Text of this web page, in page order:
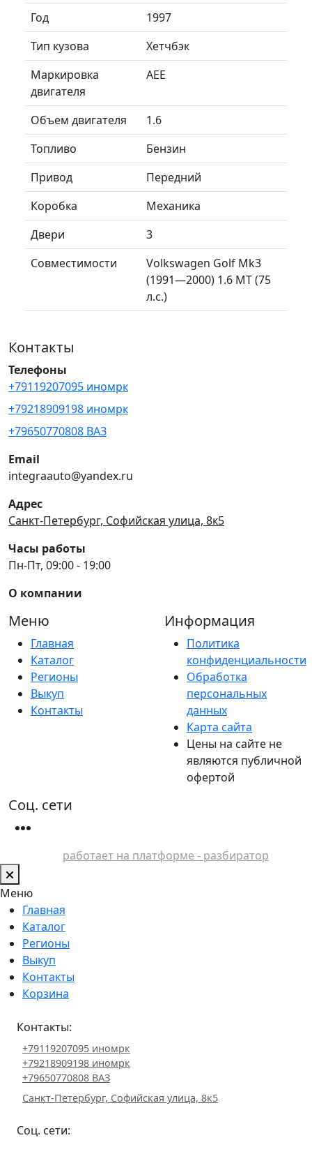
Год
1997
Тип кузова
Хетчбэк
Маркировка
двигателя
AEE
Объем двигателя
1.6
Топливо
Бензин
Привод
Передний
Коробка
Механика
Двери
3
Совместимости
Volkswagen Golf Mk3
(1991—2000) 1.6 MT (75
л.с.)
Контакты
Телефоны
+79119207095 иномрк
+79218909198 иномрк
+79650770808 ВАЗ
Email
integraauto@yandex.ru
Адрес
Санкт-Петербург, Софийская улица, 8к5
Часы работы
Пн-Пт, 09:00 - 19:00
О компании
Меню
Главная
Каталог
Регионы
Выкуп
Контакты
Информация
Политика
конфиденциальности
Обработка
персональных
данных
Карта сайта
Цены на сайте не
являются публичной
офертой
Соц. сети
работает на платформе - разбиратор
Меню
Главная
Каталог
Регионы
Выкуп
Контакты
Корзина
Контакты:
+79119207095 иномрк
+79218909198 иномрк
+79650770808 ВАЗ
Санкт-Петербург, Софийская улица, 8к5
Соц. сети: